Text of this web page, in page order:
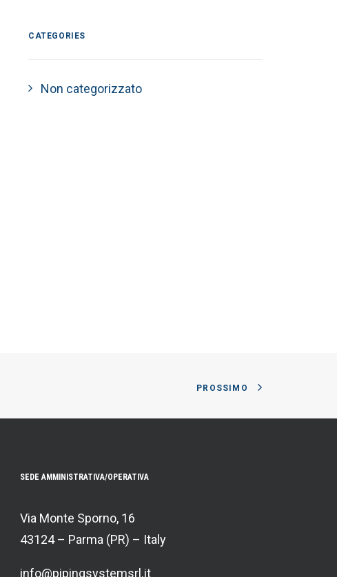
CATEGORIES
Non categorizzato
PROSSIMO
SEDE AMMINISTRATIVA/OPERATIVA
Via Monte Sporno, 16
43124 – Parma (PR) – Italy
info@pipingsystemsrl.it